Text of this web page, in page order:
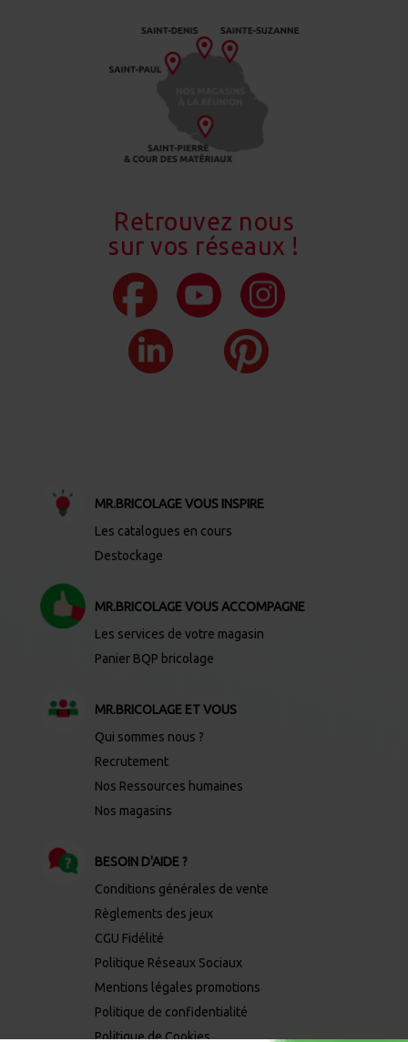
Retrouvez nous
sur vos réseaux !
MR.BRICOLAGE VOUS INSPIRE
Les catalogues en cours
Destockage
MR.BRICOLAGE VOUS ACCOMPAGNE
Les services de votre magasin
Panier BQP bricolage
MR.BRICOLAGE ET VOUS
Qui sommes nous ?
Recrutement
Nos Ressources humaines
Nos magasins
BESOIN D'AIDE ?
Conditions générales de vente
Règlements des jeux
CGU Fidélité
Politique Réseaux Sociaux
Mentions légales promotions
Politique de confidentialité
Politique de Cookies